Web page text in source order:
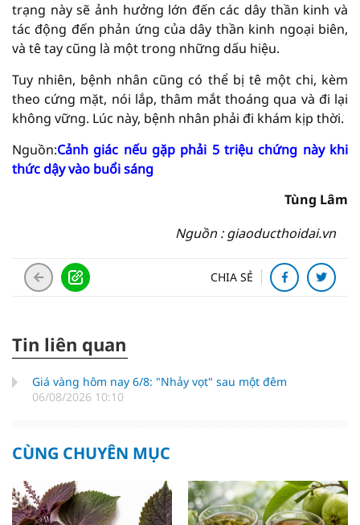
trạng này sẽ ảnh hưởng lớn đến các dây thần kinh và
tác động đến phản ứng của dây thần kinh ngoại biên,
và tê tay cũng là một trong những dấu hiệu.
Tuy nhiên, bệnh nhân cũng có thể bị tê một chi, kèm
theo cứng mặt, nói lắp, thâm mắt thoáng qua và đi lại
không vững. Lúc này, bệnh nhân phải đi khám kịp thời.
Nguồn:Cảnh giác nếu gặp phải 5 triệu chứng này khi
thức dậy vào buổi sáng
Tùng Lâm
Nguồn : giaoducthoidai.vn
CHIA SẺ
Tin liên quan
Giá vàng hôm nay 6/8: "Nhảy vọt" sau một đêm
06/08/2026 10:10
CÙNG CHUYÊN MỤC